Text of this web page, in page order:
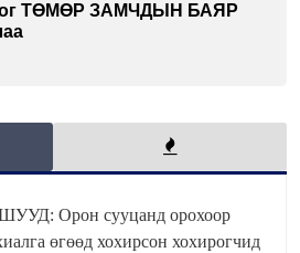
ТӨМӨР ЗАМЧДЫН БАЯР
Орон сууцанд орохоор
өгөөд хохирсон хохирогчид